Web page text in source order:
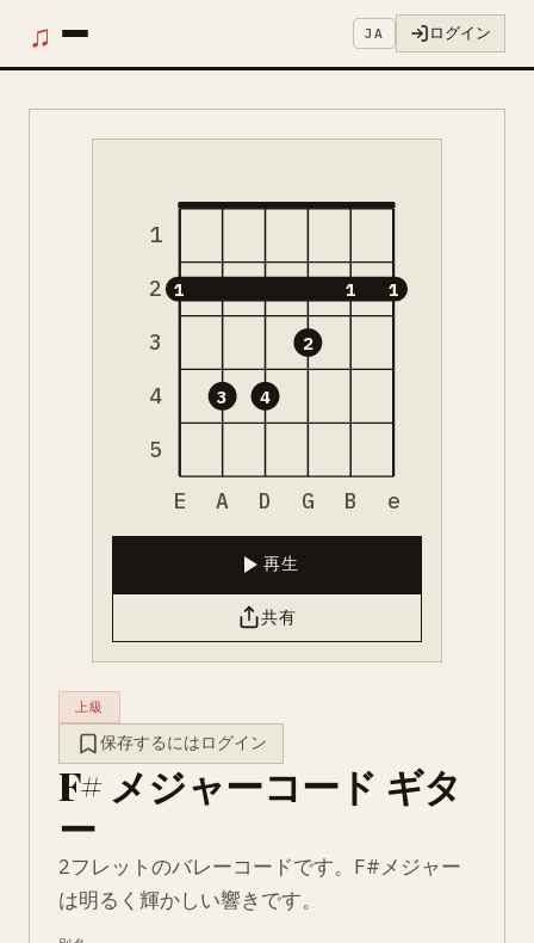
♫ JA ログイン
1
2
3
4
5
1
3 4
2
1 1
E A D G B e
再生
共有
上級
保存するにはログイン
F# メジャーコード ギタ
ー
2フレットのバレーコードです。F#メジャー
は明るく輝かしい響きです。